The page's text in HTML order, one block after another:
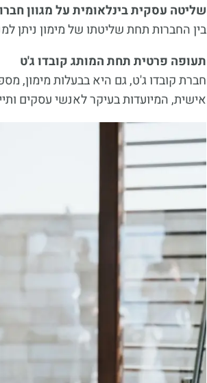
שליטה עסקית בינלאומית על מגוון
בין החברות תחת שליטתו של מימון ניתן
תעופה פרטית תחת המותג קובדו ג'ט
חברת קובדו ג'ט, גם היא בבעלות מימון,
אישית, המיועדות בעיקר לאנשי עסקים